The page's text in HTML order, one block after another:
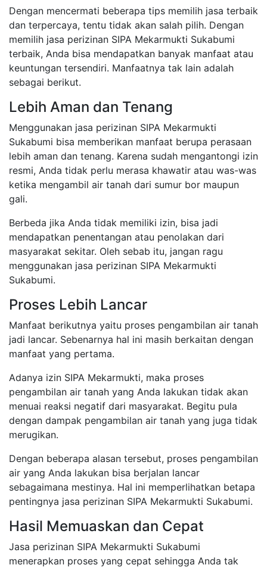
Dengan mencermati beberapa tips memilih jasa terbaik
dan terpercaya, tentu tidak akan salah pilih. Dengan
memilih jasa perizinan SIPA Mekarmukti Sukabumi
terbaik, Anda bisa mendapatkan banyak manfaat atau
keuntungan tersendiri. Manfaatnya tak lain adalah
sebagai berikut.
Lebih Aman dan Tenang
Menggunakan jasa perizinan SIPA Mekarmukti
Sukabumi bisa memberikan manfaat berupa perasaan
lebih aman dan tenang. Karena sudah mengantongi izin
resmi, Anda tidak perlu merasa khawatir atau was-was
ketika mengambil air tanah dari sumur bor maupun
gali.
Berbeda jika Anda tidak memiliki izin, bisa jadi
mendapatkan penentangan atau penolakan dari
masyarakat sekitar. Oleh sebab itu, jangan ragu
menggunakan jasa perizinan SIPA Mekarmukti
Sukabumi.
Proses Lebih Lancar
Manfaat berikutnya yaitu proses pengambilan air tanah
jadi lancar. Sebenarnya hal ini masih berkaitan dengan
manfaat yang pertama.
Adanya izin SIPA Mekarmukti, maka proses
pengambilan air tanah yang Anda lakukan tidak akan
menuai reaksi negatif dari masyarakat. Begitu pula
dengan dampak pengambilan air tanah yang juga tidak
merugikan.
Dengan beberapa alasan tersebut, proses pengambilan
air yang Anda lakukan bisa berjalan lancar
sebagaimana mestinya. Hal ini memperlihatkan betapa
pentingnya jasa perizinan SIPA Mekarmukti Sukabumi.
Hasil Memuaskan dan Cepat
Jasa perizinan SIPA Mekarmukti Sukabumi
menerapkan proses yang cepat sehingga Anda tak